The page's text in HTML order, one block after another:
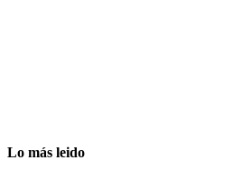
Lo más leido